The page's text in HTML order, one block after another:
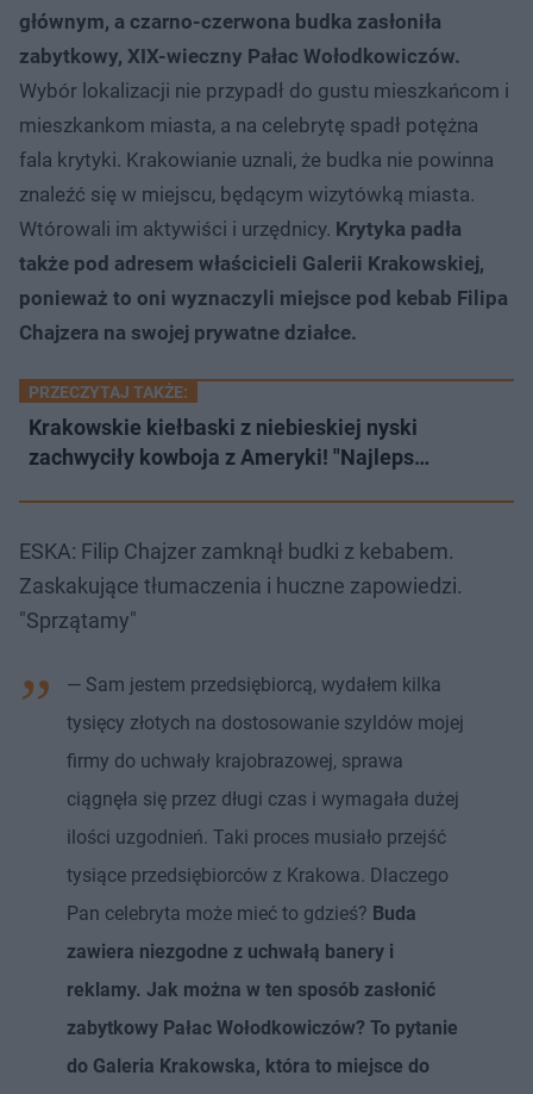
głównym, a czarno-czerwona budka zasłoniła
zabytkowy, XIX-wieczny Pałac Wołodkowiczów.
Wybór lokalizacji nie przypadł do gustu mieszkańcom i
mieszkankom miasta, a na celebrytę spadł potężna
fala krytyki. Krakowianie uznali, że budka nie powinna
znaleźć się w miejscu, będącym wizytówką miasta.
Wtórowali im aktywiści i urzędnicy. Krytyka padła
także pod adresem właścicieli Galerii Krakowskiej,
ponieważ to oni wyznaczyli miejsce pod kebab Filipa
Chajzera na swojej prywatne działce.
PRZECZYTAJ TAKŻE:
Krakowskie kiełbaski z niebieskiej nyski
zachwyciły kowboja z Ameryki! "Najleps…
ESKA: Filip Chajzer zamknął budki z kebabem.
Zaskakujące tłumaczenia i huczne zapowiedzi.
"Sprzątamy"
— Sam jestem przedsiębiorcą, wydałem kilka
tysięcy złotych na dostosowanie szyldów mojej
firmy do uchwały krajobrazowej, sprawa
ciągnęła się przez długi czas i wymagała dużej
ilości uzgodnień. Taki proces musiało przejść
tysiące przedsiębiorców z Krakowa. Dlaczego
Pan celebryta może mieć to gdzieś? Buda
zawiera niezgodne z uchwałą banery i
reklamy. Jak można w ten sposób zasłonić
zabytkowy Pałac Wołodkowiczów? To pytanie
do Galeria Krakowska, która to miejsce do